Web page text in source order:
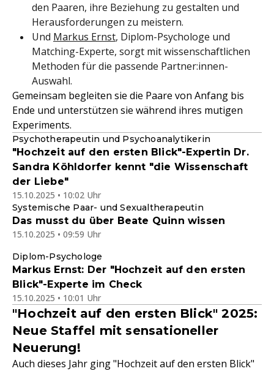
den Paaren, ihre Beziehung zu gestalten und
Herausforderungen zu meistern.
Und Markus Ernst, Diplom-Psychologe und
Matching-Experte, sorgt mit wissenschaftlichen
Methoden für die passende Partner:innen-
Auswahl.
Gemeinsam begleiten sie die Paare von Anfang bis
Ende und unterstützen sie während ihres mutigen
Experiments.
Psychotherapeutin und Psychoanalytikerin
"Hochzeit auf den ersten Blick"-Expertin Dr.
Sandra Köhldorfer kennt "die Wissenschaft
der Liebe"
15.10.2025 • 10:02 Uhr
Systemische Paar- und Sexualtherapeutin
Das musst du über Beate Quinn wissen
15.10.2025 • 09:59 Uhr
Diplom-Psychologe
Markus Ernst: Der "Hochzeit auf den ersten
Blick"-Experte im Check
15.10.2025 • 10:01 Uhr
"Hochzeit auf den ersten Blick" 2025:
Neue Staffel mit sensationeller
Neuerung!
Auch dieses Jahr ging "Hochzeit auf den ersten Blick"